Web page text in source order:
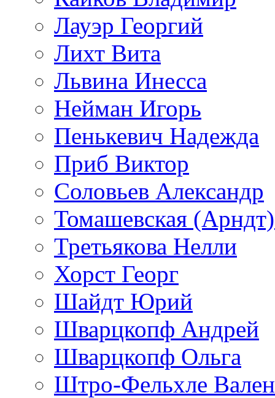
Лауэр Георгий
Лихт Вита
Львина Инесса
Нейман Игорь
Пенькевич Надежда
Приб Виктор
Соловьев Александр
Томашевская
Третьякова Нелли
Хорст Георг
Шайдт Юрий
Шварцкопф Андрей
Шварцкопф Ольга
Штро-Фельхле